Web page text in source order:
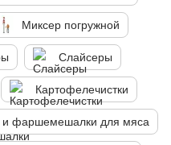
Миксер погружной
Слайсеры
Картофелечистки
фаршемешалки для мяса